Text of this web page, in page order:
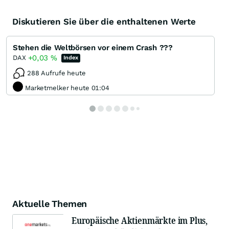
Diskutieren Sie über die enthaltenen Werte
Stehen die Weltbörsen vor einem Crash ???
DAX +0,03 % Index
288 Aufrufe heute
Marketmelker heute 01:04
Aktuelle Themen
Europäische Aktienmärkte im Plus,